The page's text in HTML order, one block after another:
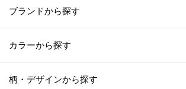
ブランドから探す
カラーから探す
柄・デザインから探す